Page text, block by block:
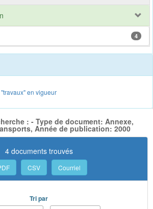
4
en vigueur
: - Type de document: Annexe,
Année de publication: 2000
4 documents trouvés
CSV Courriel
Tri par